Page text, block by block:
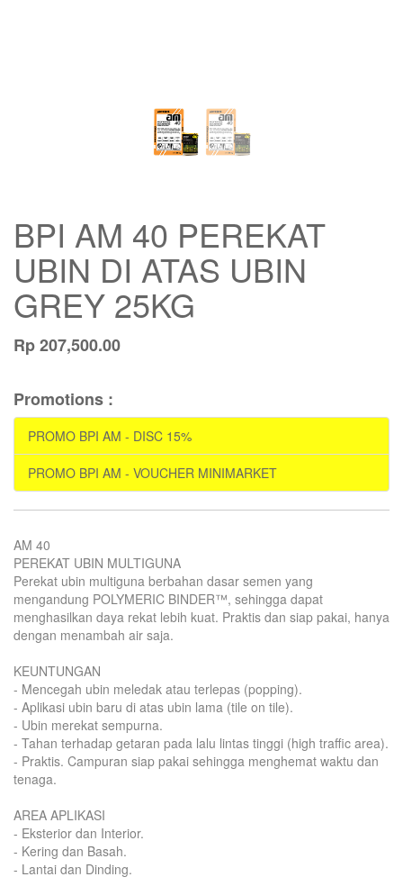
BPI AM 40 PEREKAT
UBIN DI ATAS UBIN
GREY 25KG
Rp207,500.00
Promotions :
PROMO BPI AM - DISC 15%
PROMO BPI AM - VOUCHER MINIMARKET
AM 40
PEREKAT UBIN MULTIGUNA
Perekat ubin multiguna berbahan dasar semen yang
mengandung POLYMERIC BINDER™, sehingga dapat
menghasilkan daya rekat lebih kuat. Praktis dan siap pakai, hanya
dengan menambah air saja.
KEUNTUNGAN
- Mencegah ubin meledak atau terlepas (popping).
- Aplikasi ubin baru di atas ubin lama (tile on tile).
- Ubin merekat sempurna.
- Tahan terhadap getaran pada lalu lintas tinggi (high traffic area).
- Praktis. Campuran siap pakai sehingga menghemat waktu dan
tenaga.
AREA APLIKASI
- Eksterior dan Interior.
- Kering dan Basah.
- Lantai dan Dinding.